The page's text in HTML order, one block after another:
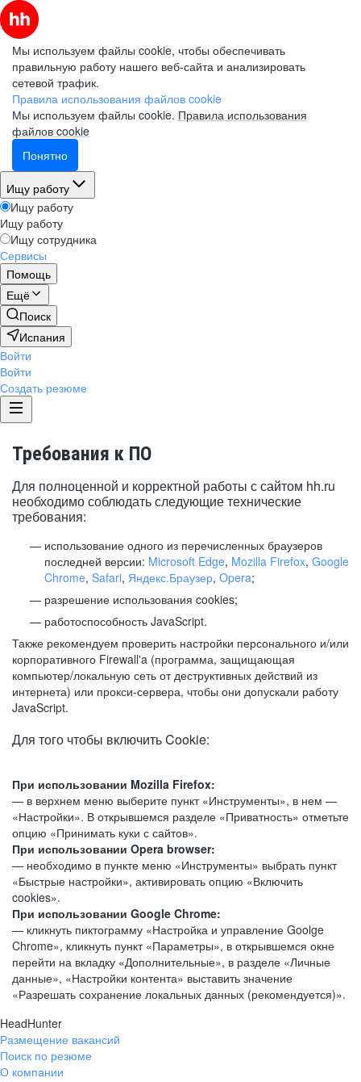
Мы используем файлы cookie, чтобы обеспечивать
правильную работу нашего веб-сайта и анализировать
сетевой трафик.
Правила использования файлов cookie
Мы используем файлы cookie. Правила использования
файлов cookie
Понятно
Ищу работу
Ищу работу
Ищу работу
Ищу сотрудника
Сервисы
Помощь
Ещё
Поиск
Испания
Войти
Войти
Создать резюме
Требования к ПО
Для полноценной и корректной работы с сайтом hh.ru
необходимо соблюдать следующие технические
требования:
использование одного из перечисленных браузеров
последней версии: Microsoft Edge, Mozilla Firefox, Google
Chrome, Safari, Яндекс.Браузер, Opera;
разрешение использования cookies;
работоспособность JavaScript.
Также рекомендуем проверить настройки персонального и/или
корпоративного Firewall'a (программа, защищающая
компьютер/локальную сеть от деструктивных действий из
интернета) или прокси-сервера, чтобы они допускали работу
JavaScript.
Для того чтобы включить Cookie:
При использовании Mozilla Firefox:
— в верхнем меню выберите пункт «Инструменты», в нем —
«Настройки». В открывшемся разделе «Приватность» отметьте
опцию «Принимать куки с сайтов».
При использовании Opera browser:
— необходимо в пункте меню «Инструменты» выбрать пункт
«Быстрые настройки», активировать опцию «Включить
cookies».
При использовании Google Chrome:
— кликнуть пиктограмму «Настройка и управление Goolge
Chrome», кликнуть пункт «Параметры», в открывшемся окне
перейти на вкладку «Дополнительные», в разделе «Личные
данные», «Настройки контента» выставить значение
«Разрешать сохранение локальных данных (рекомендуется)».
HeadHunter
Размещение вакансий
Поиск по резюме
О компании